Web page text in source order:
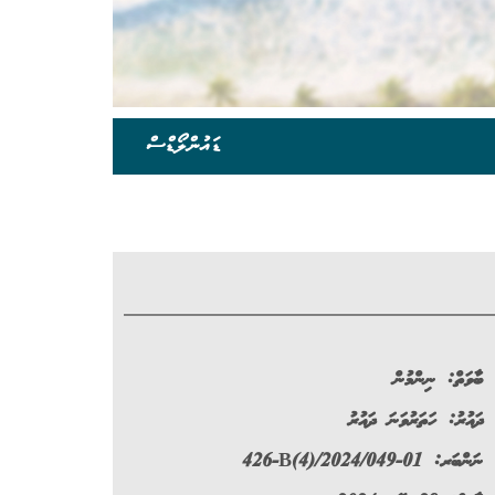
ޑައުންލޯޑްސް
ބާވަތް: ނިންމުން
ދައުރު:ހަތަރުވަނަ ދައުރު
ނަންބަރ: 426-B(4)/2024/049-01